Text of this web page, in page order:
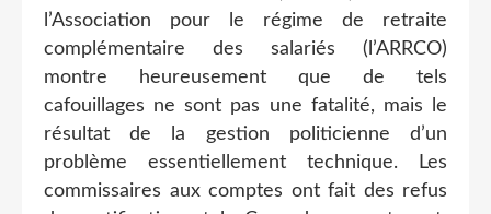
l’Association pour le régime de retraite
complémentaire des salariés (l’ARRCO)
montre heureusement que de tels
cafouillages ne sont pas une fatalité, mais le
résultat de la gestion politicienne d’un
problème essentiellement technique. Les
commissaires aux comptes ont fait des refus